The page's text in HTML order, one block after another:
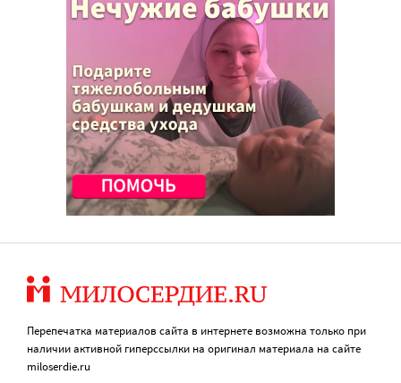
Перепечатка материалов сайта в интернете возможна только при
наличии активной гиперссылки на оригинал материала на сайте
miloserdie.ru